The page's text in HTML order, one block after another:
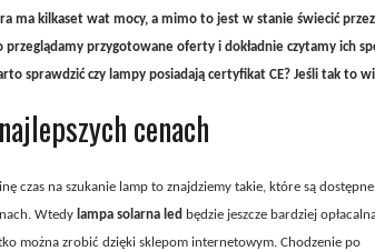
ma kilkaset wat mocy, a mimo to jest w stanie świecić
przeglądamy przygotowane oferty i dokładnie czytamy ich
sprawdzić czy lampy posiadają certyfikat CE? Jeśli tak to
cenach
czas na szukanie lamp to znajdziemy takie, które są
Wtedy lampa solarna led będzie jeszcze bardziej
można zrobić dzięki sklepom internetowym. Chodzenie po